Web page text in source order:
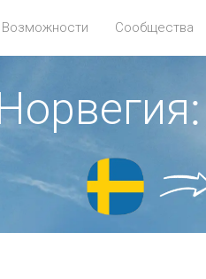
Возможности Сообщества